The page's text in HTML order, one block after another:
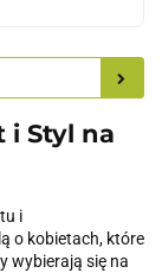
i Styl na
i
o kobietach, które
wybierają się na